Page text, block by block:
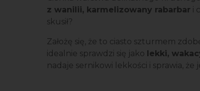
z wanilii, karmelizowany rabarbar i
skusił?
Założę się, że to ciasto szturmem
idealnie sprawdzi się jako lekki,
nadaje sernikowi lekkości i sprawia,